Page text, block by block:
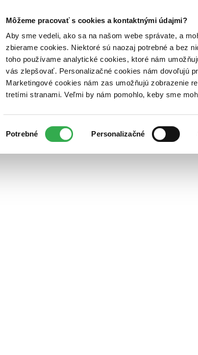
Môžeme pracovať s cookies a kontaktnými údajmi?
Aby sme vedeli, ako sa na našom webe správate, a
zbierame cookies. Niektoré sú naozaj potrebné a bez
toho používame analytické cookies, ktoré nám
vás zlepšovať. Personalizačné cookies nám dovoľujú
Marketingové cookies nám zas umožňujú zobrazenie
tretími stranami. Veľmi by nám pomohlo, keby sme
súhlasu
Potrebné Personalizačné
Poukážky Kontakt